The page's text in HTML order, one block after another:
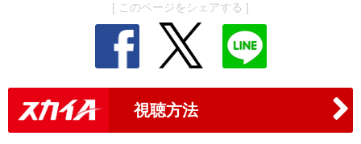
[ このページをシェアする ]
視聴方法